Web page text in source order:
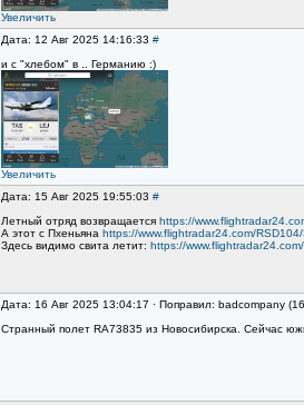
Увеличить
Дата: 12 Авг 2025 14:16:33 #
и с "хлебом" в .. Германию :)
Увеличить
Дата: 15 Авг 2025 19:55:03 #
Летный отряд возвращается https://
А этот с Пхеньяна https://www.flightradar24.com/
Здесь видимо свита летит: https://
Дата: 16 Авг 2025 13:04:17 · Поправил: badcompany
Странный полет RA73835 из Новосибирска. Сейчас